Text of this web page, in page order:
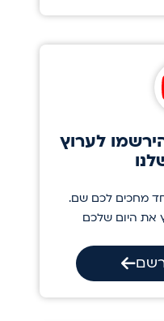
לערוץ
מחכים לכם שם.
את היום שלכם